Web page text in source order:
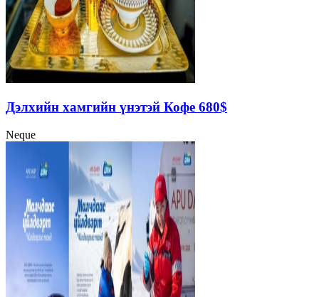
Дэлхийн хамгийн үнэтэй Кофе 680$
Neque